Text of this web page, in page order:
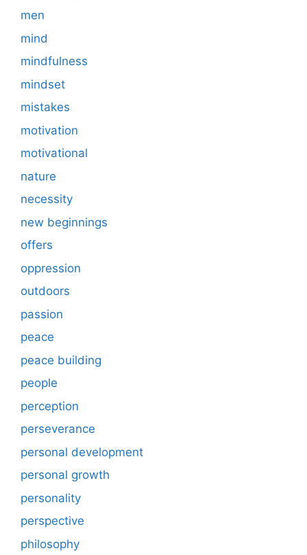
men
mind
mindfulness
mindset
mistakes
motivation
motivational
nature
necessity
new beginnings
offers
oppression
outdoors
passion
peace
peace building
people
perception
perseverance
personal development
personal growth
personality
perspective
philosophy